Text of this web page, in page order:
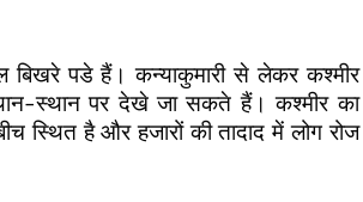
पडे हैं। कन्याकुमारी से लेकर कश्मीर
स्थान पर देखे जा सकते हैं। कश्मीर का
स्थित है और हजारों की तादाद में लोग रोज